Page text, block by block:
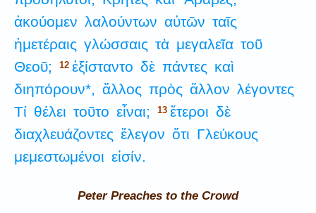
ἀκούομεν λαλούντων αὐτῶν ταῖς
ἡμετέραις γλώσσαις τὰ μεγαλεῖα τοῦ
Θεοῦ;
12 ἐξίσταντο δὲ πάντες καὶ
διηπόρουν*, ἄλλος πρὸς ἄλλον λέγοντες
Τί θέλει τοῦτο εἶναι; 13 ἕτεροι δὲ
διαχλευάζοντες ἔλεγον ὅτι Γλεύκους
μεμεστωμένοι εἰσίν.
Peter Preaches to the Crowd